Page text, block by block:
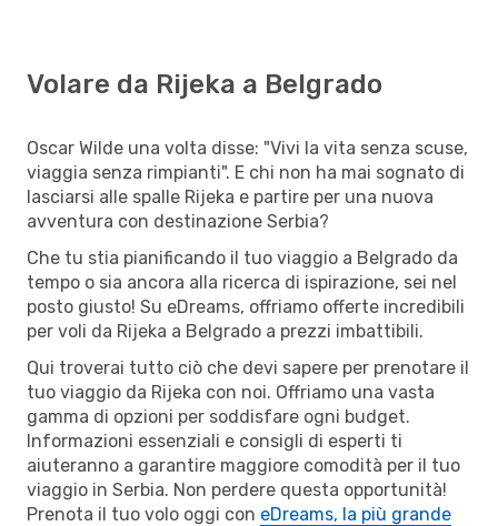
Volare da Rijeka a Belgrado
Oscar Wilde una volta disse: "Vivi la vita senza scuse,
viaggia senza rimpianti". E chi non ha mai sognato di
lasciarsi alle spalle Rijeka e partire per una nuova
avventura con destinazione Serbia?
Che tu stia pianificando il tuo viaggio a Belgrado da
tempo o sia ancora alla ricerca di ispirazione, sei nel
posto giusto! Su eDreams, offriamo offerte incredibili
per voli da Rijeka a Belgrado a prezzi imbattibili.
Qui troverai tutto ciò che devi sapere per prenotare il
tuo viaggio da Rijeka con noi. Offriamo una vasta
gamma di opzioni per soddisfare ogni budget.
Informazioni essenziali e consigli di esperti ti
aiuteranno a garantire maggiore comodità per il tuo
viaggio in Serbia. Non perdere questa opportunità!
Prenota il tuo volo oggi con eDreams, la più grande